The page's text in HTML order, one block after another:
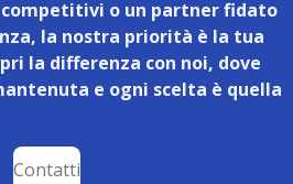
o un partner fidato
la nostra priorità è la tua
la differenza con noi, dove
e ogni scelta è quella
Contatti